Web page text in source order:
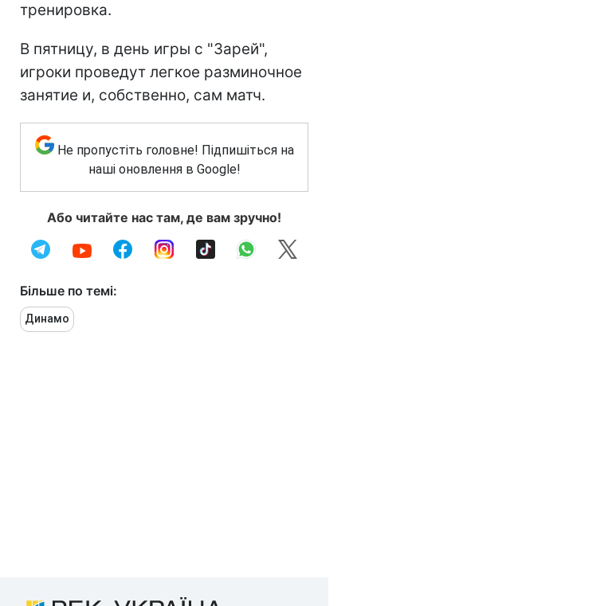
тренировка.
В пятницу, в день игры с "Зарей",
игроки проведут легкое разминочное
занятие и, собственно, сам матч.
Не пропустіть головне! Підпишіться на
наші оновлення в Google!
Або читайте нас там, де вам зручно!
Більше по темі:
Динамо